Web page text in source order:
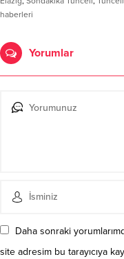
haberleri
Yorumlar
Daha sonraki
site adresim bu tarayıcıya